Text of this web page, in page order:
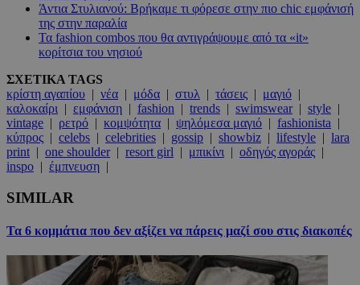
Άντια Στυλιανού: Βρήκαμε τι φόρεσε στην πιο chic εμφάνισή
της στην παραλία
Τα fashion combos που θα αντιγράψουμε από τα «it»
κορίτσια του νησιού
ΣΧΕΤΙΚΑ TAGS
κρίστη αγαπίου | νέα | μόδα | στυλ | τάσεις | μαγιό |
καλοκαίρι | εμφάνιση | fashion | trends | swimswear| style |
vintage | ρετρό | κομψότητα | ψηλόμεσα μαγιό | fashionista |
κύπρος | celebs | celebrities | gossip | showbiz | lifestyle | lara
print | one shoulder| resort girl | μπικίνι | οδηγός αγοράς |
inspo | έμπνευση |
SIMILAR
Τα 6 κομμάτια που δεν αξίζει να πάρεις μαζί σου στις διακοπές